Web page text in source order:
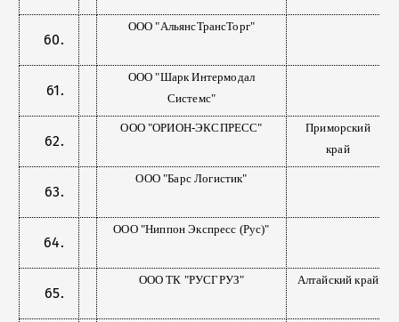
ООО "АльянсТрансТорг"
ООО "Шарк Интермодал
Системс"
ООО "ОРИОН-ЭКСПРЕСС"
Приморский
край
ООО "Барс Логистик"
ООО "Ниппон Экспресс (Рус)"
ООО ТК "РУСГРУЗ" Алтайский край